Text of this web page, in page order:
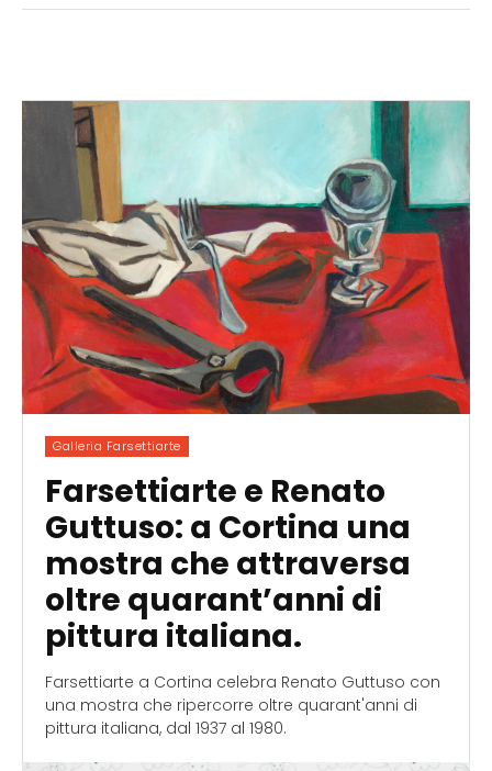
Galleria Farsettiarte
Farsettiarte e Renato
Guttuso: a Cortina una
mostra che attraversa
oltre quarant’anni di
pittura italiana.
Farsettiarte a Cortina celebra Renato Guttuso con
una mostra che ripercorre oltre quarant'anni di
pittura italiana, dal 1937 al 1980.